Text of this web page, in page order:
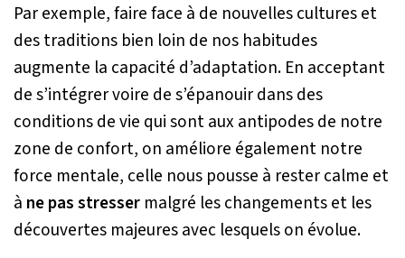
Par exemple, faire face à de nouvelles cultures et
des traditions bien loin de nos habitudes
augmente la capacité d’adaptation. En acceptant
de s’intégrer voire de s’épanouir dans des
conditions de vie qui sont aux antipodes de notre
zone de confort, on améliore également notre
force mentale, celle nous pousse à rester calme et
à ne pas stresser malgré les changements et les
découvertes majeures avec lesquels on évolue.